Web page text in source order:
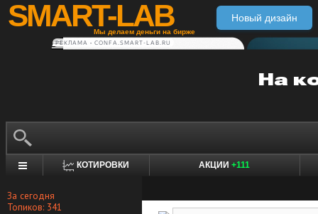
SMART-LAB
Мы делаем деньги на бирже
Новый дизайн
РЕКЛАМА • CONFA.SMART-LAB.RU
КОТИРОВКИ АКЦИИ +111
За сегодня
Топиков: 341